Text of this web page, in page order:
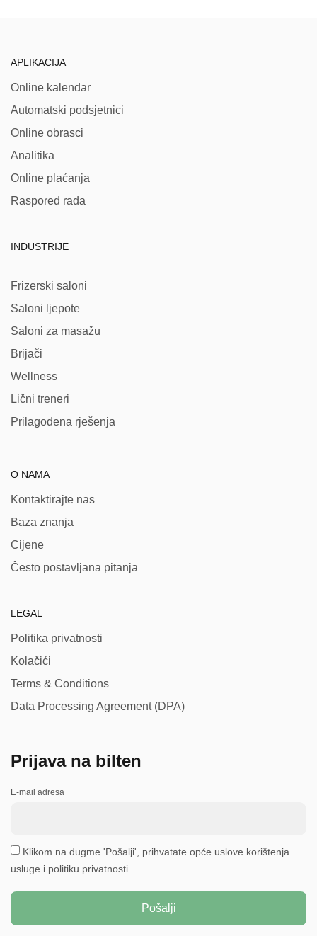
APLIKACIJA
Online kalendar
Automatski podsjetnici
Online obrasci
Analitika
Online plaćanja
Raspored rada
INDUSTRIJE
Frizerski saloni
Saloni ljepote
Saloni za masažu
Brijači
Wellness
Lični treneri
Prilagođena rješenja
O NAMA
Kontaktirajte nas
Baza znanja
Cijene
Često postavljana pitanja
LEGAL
Politika privatnosti
Kolačići
Terms & Conditions
Data Processing Agreement (DPA)
Prijava na bilten
E-mail adresa
Klikom na dugme 'Pošalji', prihvatate opće uslove korištenja
usluge i politiku privatnosti.
Pošalji